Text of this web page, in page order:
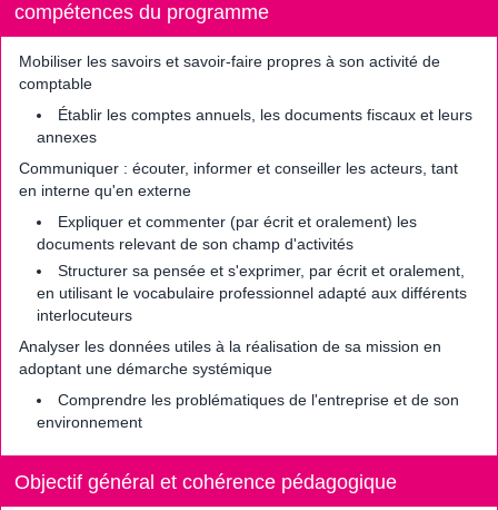
compétences du programme
Mobiliser les savoirs et savoir-faire propres à son activité de
comptable
Établir les comptes annuels, les documents fiscaux et leurs
annexes
Communiquer : écouter, informer et conseiller les acteurs, tant
en interne qu'en externe
Expliquer et commenter (par écrit et oralement) les
documents relevant de son champ d'activités
Structurer sa pensée et s'exprimer, par écrit et oralement,
en utilisant le vocabulaire professionnel adapté aux différents
interlocuteurs
Analyser les données utiles à la réalisation de sa mission en
adoptant une démarche systémique
Comprendre les problématiques de l'entreprise et de son
environnement
Objectif général et cohérence pédagogique